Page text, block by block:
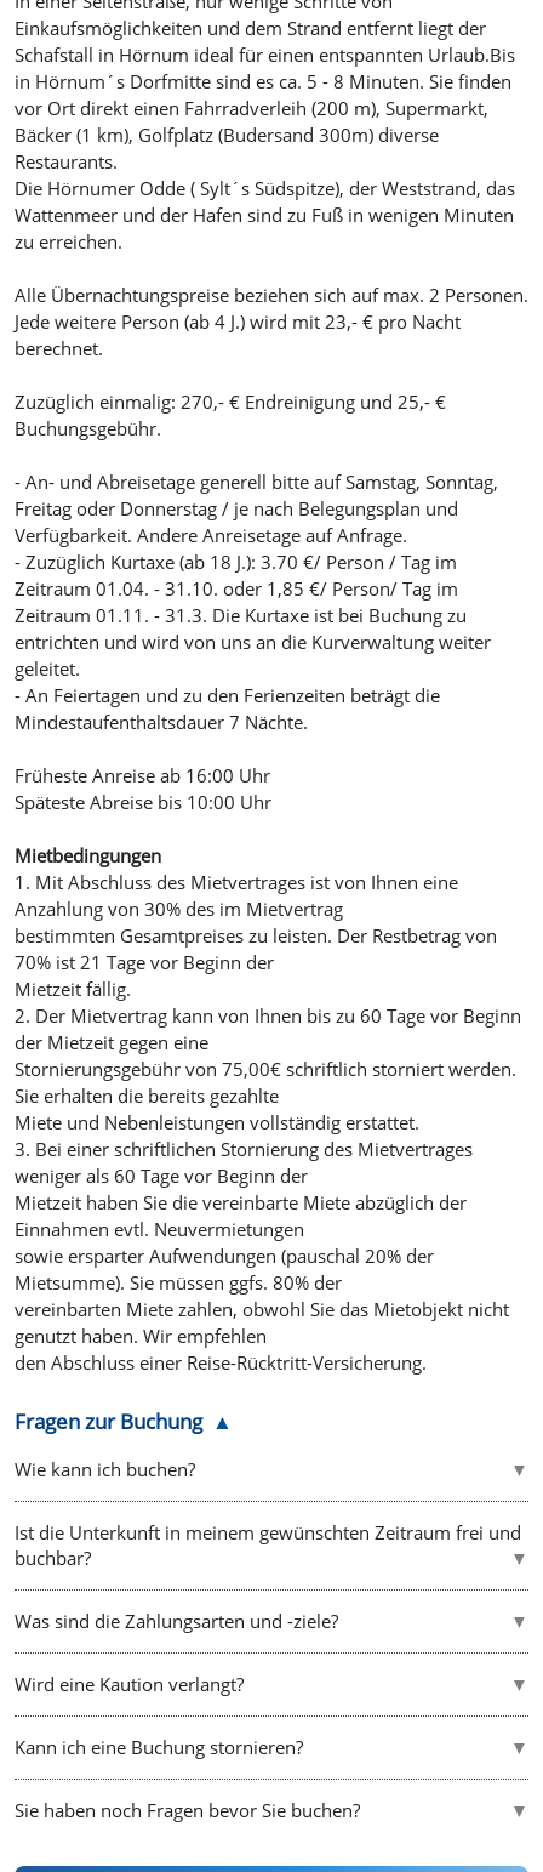
Einkaufsmöglichkeiten und dem Strand entfernt liegt der
Schafstall in Hörnum ideal für einen entspannten Urlaub.Bis
in Hörnum´s Dorfmitte sind es ca. 5 - 8 Minuten. Sie finden
vor Ort direkt einen Fahrradverleih (200 m), Supermarkt,
Bäcker (1 km), Golfplatz (Budersand 300m) diverse
Restaurants.
Die Hörnumer Odde ( Sylt´s Südspitze), der Weststrand, das
Wattenmeer und der Hafen sind zu Fuß in wenigen Minuten
zu erreichen.
Alle Übernachtungspreise beziehen sich auf max. 2 Personen.
Jede weitere Person (ab 4 J.) wird mit 23,- € pro Nacht
berechnet.
Zuzüglich einmalig: 270,- € Endreinigung und 25,- €
Buchungsgebühr.
- An- und Abreisetage generell bitte auf Samstag, Sonntag,
Freitag oder Donnerstag / je nach Belegungsplan und
Verfügbarkeit. Andere Anreisetage auf Anfrage.
- Zuzüglich Kurtaxe (ab 18 J.): 3.70 €/ Person / Tag im
Zeitraum 01.04. - 31.10. oder 1,85 €/ Person/ Tag im
Zeitraum 01.11. - 31.3. Die Kurtaxe ist bei Buchung zu
entrichten und wird von uns an die Kurverwaltung weiter
geleitet.
- An Feiertagen und zu den Ferienzeiten beträgt die
Mindestaufenthaltsdauer 7 Nächte.
Früheste Anreise ab 16:00 Uhr
Späteste Abreise bis 10:00 Uhr
Mietbedingungen
1. Mit Abschluss des Mietvertrages ist von Ihnen eine
Anzahlung von 30% des im Mietvertrag
bestimmten Gesamtpreises zu leisten. Der Restbetrag von
70% ist 21 Tage vor Beginn der
Mietzeit fällig.
2. Der Mietvertrag kann von Ihnen bis zu 60 Tage vor Beginn
der Mietzeit gegen eine
Stornierungsgebühr von 75,00€ schriftlich storniert werden.
Sie erhalten die bereits gezahlte
Miete und Nebenleistungen vollständig erstattet.
3. Bei einer schriftlichen Stornierung des Mietvertrages
weniger als 60 Tage vor Beginn der
Mietzeit haben Sie die vereinbarte Miete abzüglich der
Einnahmen evtl. Neuvermietungen
sowie ersparter Aufwendungen (pauschal 20% der
Mietsumme). Sie müssen ggfs. 80% der
vereinbarten Miete zahlen, obwohl Sie das Mietobjekt nicht
genutzt haben. Wir empfehlen
den Abschluss einer Reise-Rücktritt-Versicherung.
Fragen zur Buchung
Wie kann ich buchen?
Ist die Unterkunft in meinem gewünschten Zeitraum frei und
buchbar?
Was sind die Zahlungsarten und -ziele?
Wird eine Kaution verlangt?
Kann ich eine Buchung stornieren?
Sie haben noch Fragen bevor Sie buchen?